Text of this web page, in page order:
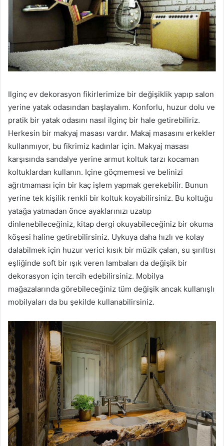
Ilginç ev dekorasyon fikirlerimize bir değişiklik yapıp salon
yerine yatak odasından başlayalım. Konforlu, huzur dolu ve
pratik bir yatak odasını nasıl ilginç bir hale getirebiliriz.
Herkesin bir makyaj masası vardır. Makaj masasını erkekler
kullanmıyor, bu fikrimiz kadınlar için. Makyaj masası
karşısında sandalye yerine armut koltuk tarzı kocaman
koltuklardan kullanın. Içine göçmemesi ve belinizi
ağrıtmaması için bir kaç işlem yapmak gerekebilir. Bunun
yerine tek kişilik renkli bir koltuk koyabilirsiniz. Bu koltuğu
yatağa yatmadan önce ayaklarınızı uzatıp
dinlenebileceğiniz, kitap dergi okuyabileceğiniz bir okuma
köşesi haline getirebilirsiniz. Uykuya daha hızlı ve kolay
dalabilmek için huzur verici kısık bir müzik çalan, su şırıltısı
eşliğinde soft bir ışık veren lambaları da değişik bir
dekorasyon için tercih edebilirsiniz. Mobilya
mağazalarında görebileceğiniz tüm değişik ancak kullanışlı
mobilyaları da bu şekilde kullanabilirsiniz.